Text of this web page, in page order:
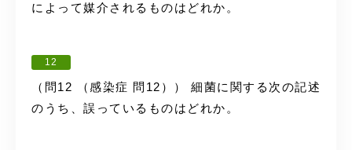
によって媒介されるものはどれか。
12
（問12 （感染症 問12）） 細菌に関する次の記述
のうち、誤っているものはどれか。